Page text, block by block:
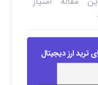
ترید ارز دیجیتال